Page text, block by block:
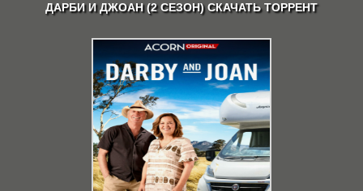
ДАРБИ И ДЖОАН (2 СЕЗОН) СКАЧАТЬ ТОРРЕНТ